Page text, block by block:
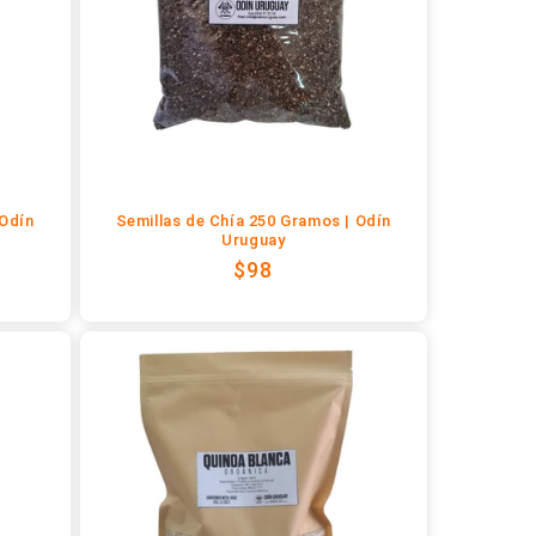
Semillas de Chía 250 Gramos | Odín
Uruguay
Precio
$98